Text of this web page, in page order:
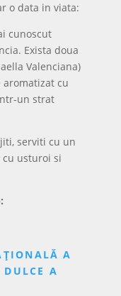
o data in viata:
cunoscut
Exista doua
Valenciana)
cu
un strat
serviti cu un
cu usturoi si
A
DULCE A